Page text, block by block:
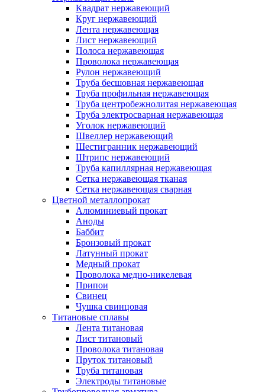
Квадрат нержавеющий
Круг нержавеющий
Лента нержавеющая
Лист нержавеющий
Полоса нержавеющая
Проволока нержавеющая
Рулон нержавеющий
Труба бесшовная нержавеющая
Труба профильная нержавеющая
Труба центробежнолитая нержавеющая
Труба электросварная нержавеющая
Уголок нержавеющий
Швеллер нержавеющий
Шестигранник нержавеющий
Штрипс нержавеющий
Труба капиллярная нержавеющая
Сетка нержавеющая тканая
Сетка нержавеющая сварная
Цветной металлопрокат
Алюминиевый прокат
Аноды
Баббит
Бронзовый прокат
Латунный прокат
Медный прокат
Проволока медно-никелевая
Припои
Свинец
Чушка свинцовая
Титановые сплавы
Лента титановая
Лист титановый
Проволока титановая
Пруток титановый
Труба титановая
Электроды титановые